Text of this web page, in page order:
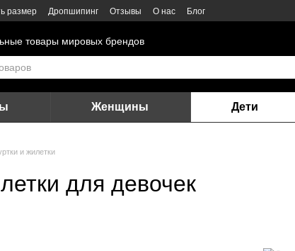
размер Дропшипинг Отзывы О нас Блог
товары мировых брендов
Женщины Дети
и жилетки
для девочек